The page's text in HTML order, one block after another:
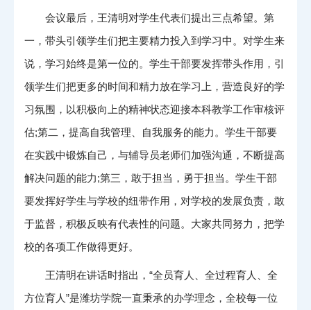
会议最后，王清明对学生代表们提出三点希望。第
一，带头引领学生们把主要精力投入到学习中。对学生来
说，学习始终是第一位的。学生干部要发挥带头作用，引
领学生们把更多的时间和精力放在学习上，营造良好的学
习氛围，以积极向上的精神状态迎接本科教学工作审核评
估;第二，提高自我管理、自我服务的能力。学生干部要
在实践中锻炼自己，与辅导员老师们加强沟通，不断提高
解决问题的能力;第三，敢于担当，勇于担当。学生干部
要发挥好学生与学校的纽带作用，对学校的发展负责，敢
于监督，积极反映有代表性的问题。大家共同努力，把学
校的各项工作做得更好。
王清明在讲话时指出，“全员育人、全过程育人、全
方位育人”是潍坊学院一直秉承的办学理念，全校每一位